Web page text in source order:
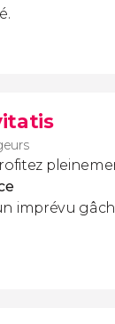
imprévu